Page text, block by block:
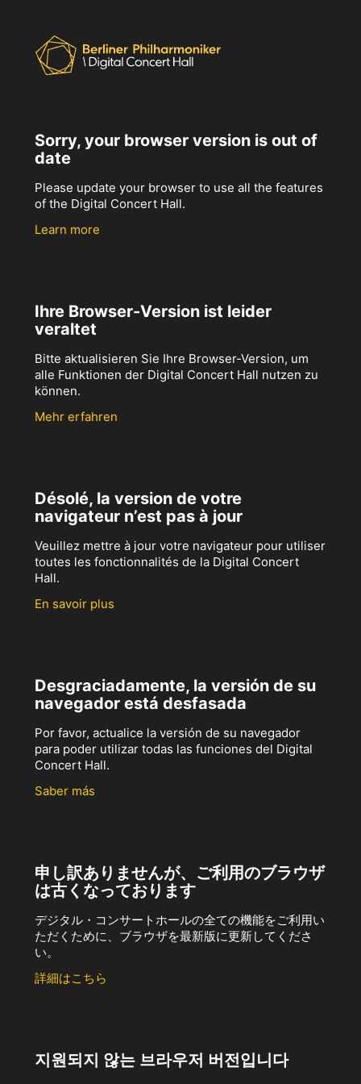
Sorry, your browser version is out of
date
Please update your browser to use all the features
of the Digital Concert Hall.
Learn more
Ihre Browser-Version ist leider
veraltet
Bitte aktualisieren Sie Ihre Browser-Version, um
alle Funktionen der Digital Concert Hall nutzen zu
können.
Mehr erfahren
Désolé, la version de votre
navigateur n’est pas à jour
Veuillez mettre à jour votre navigateur pour utiliser
toutes les fonctionnalités de la Digital Concert
Hall.
En savoir plus
Desgraciadamente, la versión de su
navegador está desfasada
Por favor, actualice la versión de su navegador
para poder utilizar todas las funciones del Digital
Concert Hall.
Saber más
申し訳ありませんが、ご利用のブラウザ
は古くなっております
デジタル・コンサートホールの全ての機能をご利用い
ただくために、ブラウザを最新版に更新してくださ
い。
詳細はこちら
지원되지 않는 브라우저 버전입니다